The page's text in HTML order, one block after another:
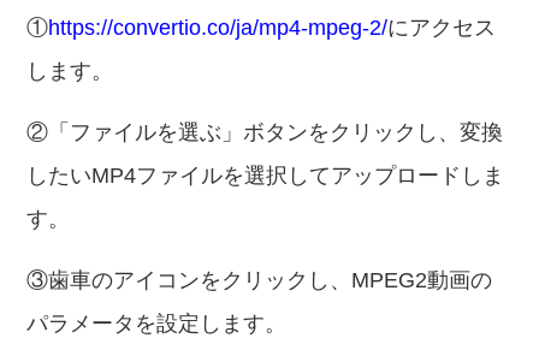
①https://convertio.co/ja/mp4-mpeg-2/にアクセス
します。
②「ファイルを選ぶ」ボタンをクリックし、変換
したいMP4ファイルを選択してアップロードしま
す。
③歯車のアイコンをクリックし、MPEG2動画の
パラメータを設定します。